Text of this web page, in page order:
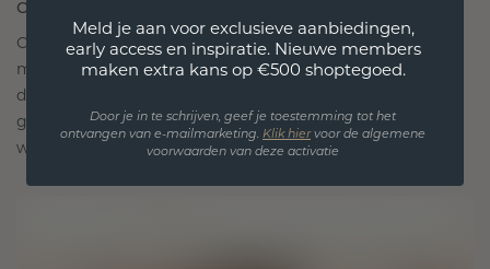
ONTWORPEN VOOR VERBINDING
Onze ontwerpfilosofie is gericht op verbinding,
met elk stuk ontworpen om de tand des tijds te
doorstaan. Het wordt jouw symbool van liefde en
gekoesterde momenten, bedoeld om voor altijd te
worden gedragen en gekoesterd.
Meld je aan voor exclusieve aanbiedingen,
early access en inspiratie. Nieuwe members
maken extra kans op €500 shoptegoed.
Door je in te schrijven, geef je toestemming tot het
ontvangen van e-mailmarketing. Klik hiervoor de algemene
voorwaarden van deze activatie